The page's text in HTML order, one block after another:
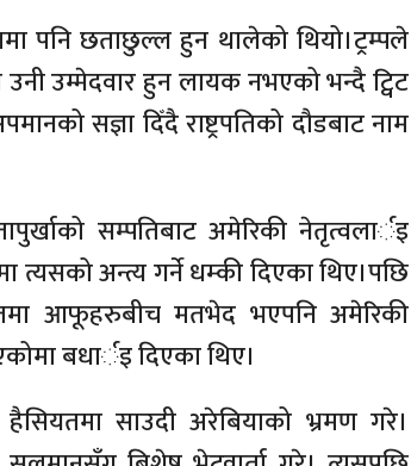
पनि छताछुल्ल हुन थालेको थियो।ट्रम्पले
उनी उम्मेदवार हुन लायक नभएको भन्दै ट्विट
सज्ञा दिँदै राष्ट्रपतिको दौडबाट नाम
सम्पतिबाट अमेरिकी नेतृत्वलार्इ
त्यसको अन्त्य गर्ने धम्की दिएका थिए।पछि
आफूहरुबीच मतभेद भएपनि अमेरिकी
बधार्इ दिएका थिए।
साउदी अरेबियाको भ्रमण गरे।